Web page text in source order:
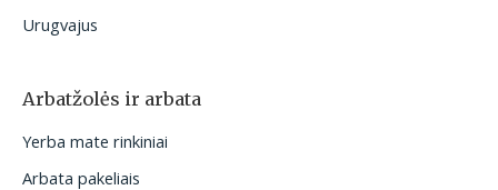
Urugvajus
Arbatžolės ir arbata
Yerba mate rinkiniai
Arbata pakeliais